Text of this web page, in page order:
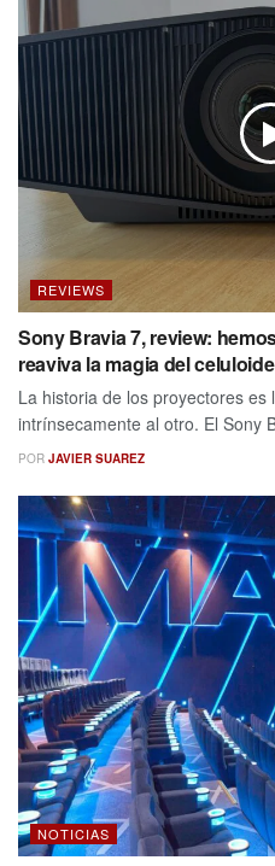
REVIEWS
Sony Bravia 7, review:
reaviva la magia del
La historia de los proyectores
intrínsecamente al otro. El Sony
POR JAVIER SUAREZ
NOTICIAS